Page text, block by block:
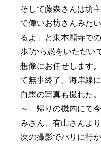
そして藤森さんは坊
で偉いお坊さんみた
るよ」と東本願寺で
歩”から愚をいただい
想像にお任せします
て無事終了。海岸線
白馬の写真も撮れた
～ 帰りの機内にて
みさん、有山さんよ
次の撮影でパリに行